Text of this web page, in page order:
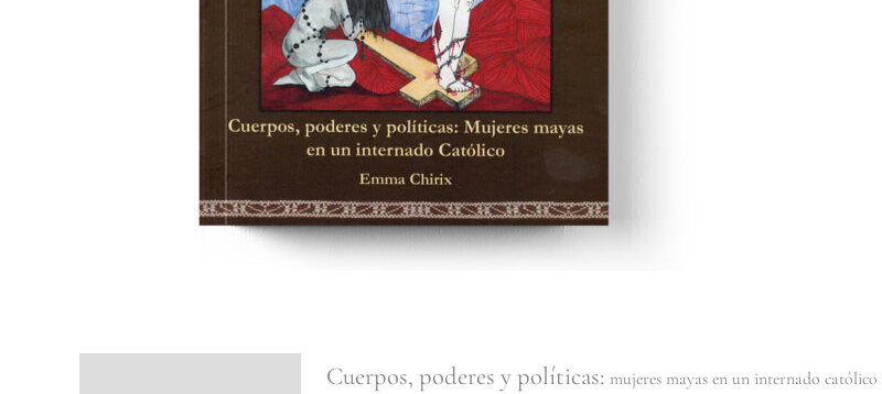
Cuerpos, poderes y políticas: mujeres mayas en un internado católico